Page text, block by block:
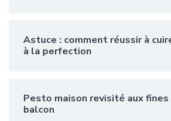
Astuce : comment réussir à
à la perfection
Pesto maison revisité aux fines
balcon